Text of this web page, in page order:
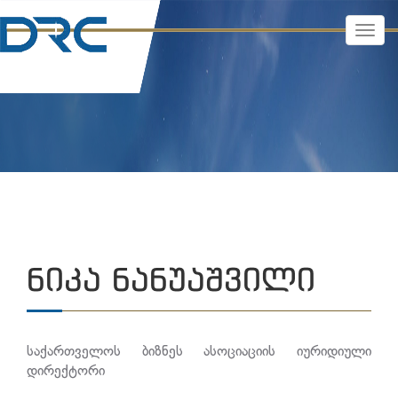
ᲜᲘᲙᲐ ᲜᲐᲜᲣᲐᲨᲕᲘᲚᲘ
საქართველოს ბიზნეს ასოციაციის იურიდიული
დირექტორი